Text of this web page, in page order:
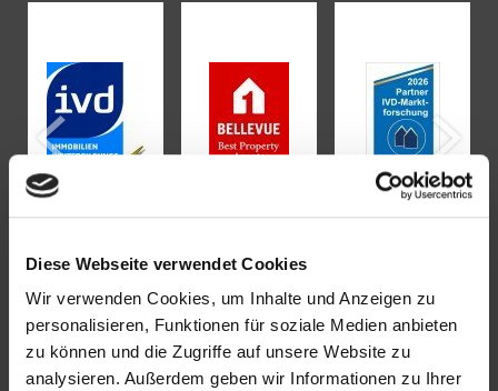
Diese Webseite verwendet Cookies
Wir verwenden Cookies, um Inhalte und Anzeigen zu
personalisieren, Funktionen für soziale Medien anbieten
zu können und die Zugriffe auf unsere Website zu
analysieren. Außerdem geben wir Informationen zu Ihrer
KONTAKT